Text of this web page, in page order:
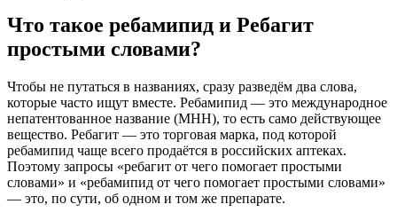
Что такое ребамипид и Ребагит
простыми словами?
Чтобы не путаться в названиях, сразу разведём два слова,
которые часто ищут вместе. Ребамипид — это международное
непатентованное название (МНН), то есть само действующее
вещество. Ребагит — это торговая марка, под которой
ребамипид чаще всего продаётся в российских аптеках.
Поэтому запросы «ребагит от чего помогает простыми
словами» и «ребамипид от чего помогает простыми словами»
— это, по сути, об одном и том же препарате.